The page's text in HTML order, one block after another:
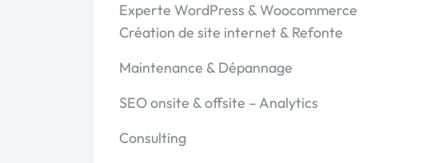
Experte WordPress & Woocommerce
Création de site internet & Refonte
Maintenance & Dépannage
SEO onsite & offsite – Analytics
Consulting